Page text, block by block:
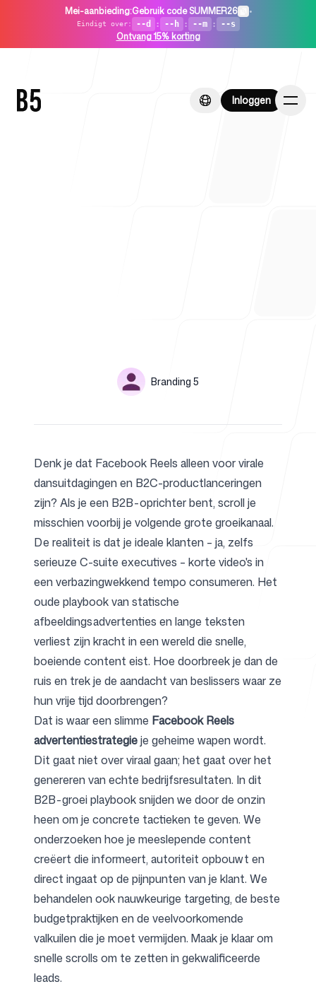
Mei-aanbieding:Gebruik code SUMMER26 •
Eindigt over: --d : --h : --m : --s
Ontvang 15% korting
Inloggen
Inloggen
Voor agentschappen
Prijzen
Helpcentrum
Gratis hulpmiddelen
FAQ
Contact
Inloggen Aanmelden
Name
Branding 5
Denk je dat Facebook Reels alleen voor virale
dansuitdagingen en B2C-productlanceringen
zijn? Als je een B2B-oprichterbent, scroll je
misschien voorbij je volgende grote groeikanaal.
De realiteit is dat je ideale klanten – ja, zelfs
serieuze C-suite executives – korte video's in
een verbazingwekkend tempo consumeren. Het
oude playbook van statische
afbeeldingsadvertenties en lange teksten
verliest zijn kracht in een wereld die snelle,
boeiende content eist. Hoe doorbreek je dan de
ruis en trek je de aandacht van beslissers waar ze
hun vrije tijd doorbrengen?
Dat is waar een slimme Facebook Reels
advertentiestrategieje geheime wapen wordt.
Dit gaat niet over viraal gaan; het gaat over het
genereren van echte bedrijfsresultaten. In dit
B2B-groei playbook snijden we door de onzin
heen om je concrete tactieken te geven. We
onderzoeken hoe je meeslepende content
creëert die informeert, autoriteit opbouwt en
direct ingaat op de pijnpunten van je klant. We
behandelen ook nauwkeurige targeting, de beste
budgetpraktijken en de veelvoorkomende
valkuilen die je moet vermijden. Maak je klaar om
snelle scrolls om te zetten in gekwalificeerde
leads.